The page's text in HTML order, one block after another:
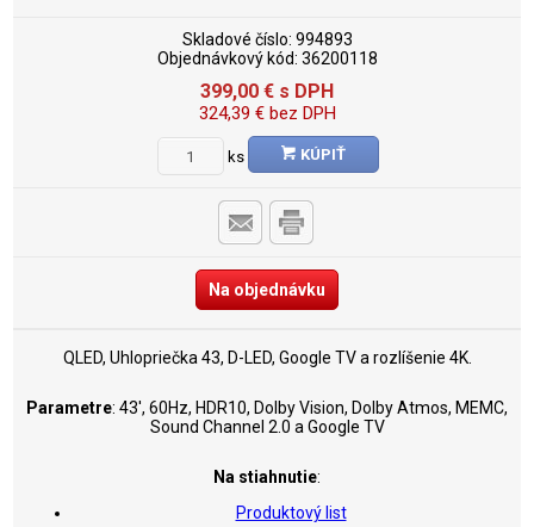
Skladové číslo: 994893
Objednávkový kód: 36200118
399,00 € s DPH
324,39 €bez DPH
ks KÚPIŤ
Na objednávku
QLED, Uhlopriečka 43, D-LED, Google TV a rozlíšenie 4K.
Parametre: 43', 60Hz, HDR10, Dolby Vision, Dolby Atmos, MEMC,
Sound Channel 2.0 a Google TV
Na stiahnutie:
Produktový list